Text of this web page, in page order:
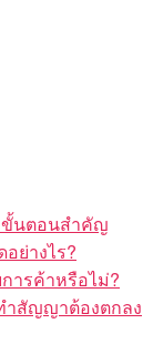
ขั้นตอนสำคัญ
ย่างไร?
ารค้าหรือไม่?
ำสัญญาต้องตกลง